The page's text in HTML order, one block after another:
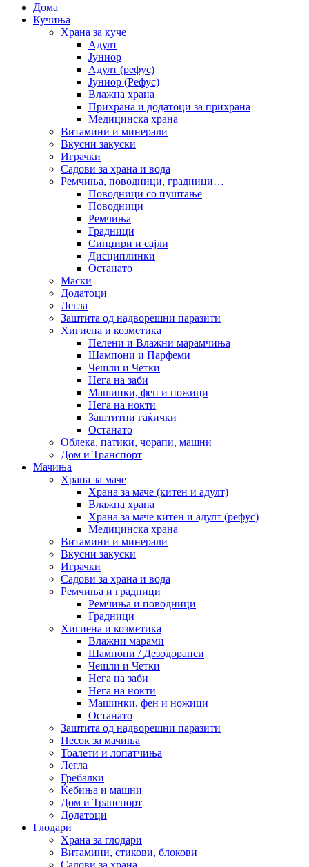
Дома
Кучиња
Храна за куче
Адулт
Јуниор
Адулт (рефус)
Јуниор (Рефус)
Влажна храна
Прихрана и додатоци за прихрана
Медицинска храна
Витамини и минерали
Вкусни закуски
Играчки
Садови за храна и вода
Ремчиња, поводници, градници…
Поводници со пуштање
Поводници
Ремчиња
Градници
Синџири и сајли
Дисциплинки
Останато
Маски
Додатоци
Легла
Заштита од надворешни паразити
Хигиена и козметика
Пелени и Влажни марамчиња
Шампони и Парфеми
Чешли и Четки
Нега на заби
Машинки, фен и ножици
Нега на нокти
Заштитни гаќички
Останато
Облека, патики, чорапи, машни
Дом и Транспорт
Мачиња
Храна за маче
Храна за маче (китен и адулт)
Влажна храна
Храна за маче китен и адулт (рефус)
Медицинска храна
Витамини и минерали
Вкусни закуски
Играчки
Садови за храна и вода
Ремчиња и градници
Ремчиња и поводници
Градници
Хигиена и козметика
Влажни марами
Шампони / Дезодоранси
Чешли и Четки
Нега на заби
Нега на нокти
Машинки, фен и ножици
Останато
Заштита од надворешни паразити
Песок за мачиња
Тоалети и лопатчиња
Легла
Гребалки
Ќебиња и машни
Дом и Транспорт
Додатоци
Глодари
Храна за глодари
Витамини, стикови, блокови
Садови за храна